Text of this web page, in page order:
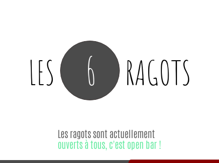
LES 6 RAGOTS
Les ragots sont actuellement
ouverts à tous, c'est open bar !